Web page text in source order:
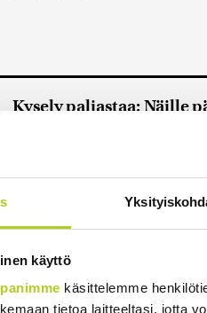
käyttö
käsittelemme
tietoa laitteeltasi, jotta
Kysely paljastaa: Näille
Huoltoasemayhtiö...
Suomalaiset
tanskalaisilla – tästä ero